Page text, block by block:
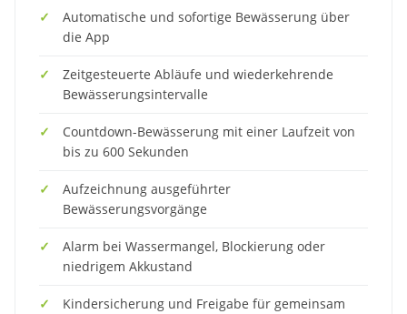
Automatische und sofortige Bewässerung über
die App
Zeitgesteuerte Abläufe und wiederkehrende
Bewässerungsintervalle
Countdown-Bewässerung mit einer Laufzeit von
bis zu 600 Sekunden
Aufzeichnung ausgeführter
Bewässerungsvorgänge
Alarm bei Wassermangel, Blockierung oder
niedrigem Akkustand
Kindersicherung und Freigabe für gemeinsam